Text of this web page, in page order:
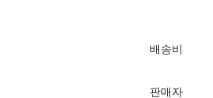
배송비
판매자